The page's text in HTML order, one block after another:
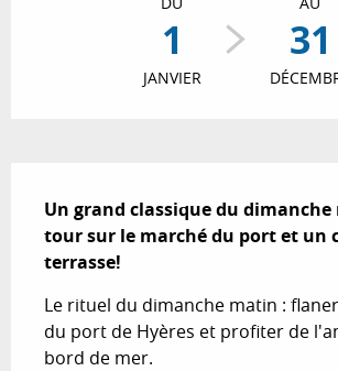
1
JANVIER
31
Un grand classique du
tour sur le marché du port et un
terrasse!
Le rituel du dimanche matin :
du port de Hyères et profiter de
bord de mer.